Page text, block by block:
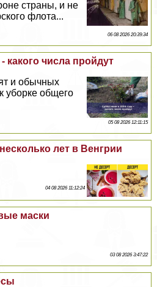
страны, и не
флота...
06 08 2026 20:39:34
какого числа пройдут
и обычных
уборке общего
05 08 2026 12:11:15
лет в Венгрии
04 08 2026 11:12:24
маски
03 08 2026 3:47:22